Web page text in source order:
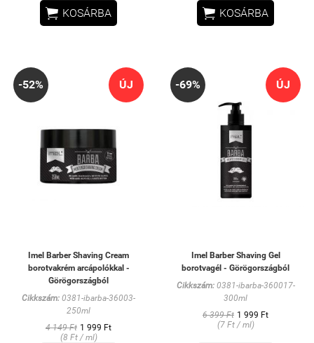
 KOSÁRBA  KOSÁRBA
ÚJ
-52%
Imel Barber Shaving Cream
borotvakrém arcápolókkal -
Görögországból
Cikkszám: 0381-ibarba-36003-
250ml
4 149 Ft 1 999 Ft
(8 Ft / ml)
ÚJ
-69%
Imel Barber Shaving Gel
borotvagél - Görögországból
Cikkszám:0381-ibarba-360017-
300ml
6 399 Ft 1 999 Ft
(7 Ft / ml)